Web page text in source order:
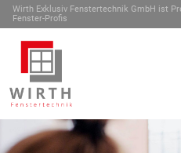
Wirth Exklusiv Fenstertechnik GmbH ist
Fenster-Profis